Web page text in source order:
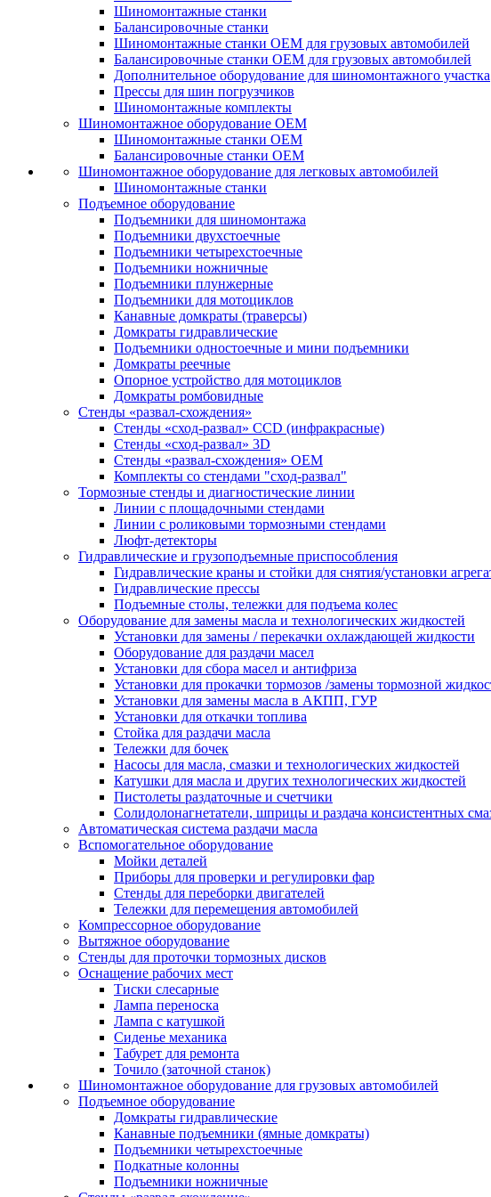
Шиномонтажные станки
Балансировочные станки
Шиномонтажные станки ОЕМ для грузовых автомобилей
Балансировочные станки ОЕМ для грузовых автомобилей
Дополнительное оборудование для шиномонтажного участка
Прессы для шин погрузчиков
Шиномонтажные комплекты
Шиномонтажное оборудование ОЕМ
Шиномонтажные станки ОЕМ
Балансировочные станки ОЕМ
Шиномонтажное оборудование для легковых автомобилей
Шиномонтажные станки
Подъемное оборудование
Подъемники для шиномонтажа
Подъемники двухстоечные
Подъемники четырехстоечные
Подъемники ножничные
Подъемники плунжерные
Подъемники для мотоциклов
Канавные домкраты (траверсы)
Домкраты гидравлические
Подъемники одностоечные и мини подъемники
Домкраты реечные
Опорное устройство для мотоциклов
Домкраты ромбовидные
Стенды «развал-схождения»
Стенды «сход-развал» CCD (инфракрасные)
Стенды «сход-развал» 3D
Стенды «развал-схождения» ОЕМ
Комплекты со стендами "сход-развал"
Тормозные стенды и диагностические линии
Линии с площадочными стендами
Линии с роликовыми тормозными стендами
Люфт-детекторы
Гидравлические и грузоподъемные приспособления
Гидравлические краны и стойки для снятия/установки
Гидравлические прессы
Подъемные столы, тележки для подъема колес
Оборудование для замены масла и технологических жидкостей
Установки для замены / перекачки охлаждающей жидкости
Оборудование для раздачи масел
Установки для сбора масел и антифриза
Установки для прокачки тормозов /замены тормозной
Установки для замены масла в АКПП, ГУР
Установки для откачки топлива
Стойка для раздачи масла
Тележки для бочек
Насосы для масла, смазки и технологических жидкостей
Катушки для масла и других технологических жидкостей
Пистолеты раздаточные и счетчики
Солидолонагнетатели, шприцы и раздача консистентных
Автоматическая система раздачи масла
Вспомогательное оборудование
Мойки деталей
Приборы для проверки и регулировки фар
Стенды для переборки двигателей
Тележки для перемещения автомобилей
Компрессорное оборудование
Вытяжное оборудование
Стенды для проточки тормозных дисков
Оснащение рабочих мест
Тиски слесарные
Лампа переноска
Лампа с катушкой
Сиденье механика
Табурет для ремонта
Точило (заточной станок)
Шиномонтажное оборудование для грузовых автомобилей
Подъемное оборудование
Домкраты гидравлические
Канавные подъемники (ямные домкраты)
Подъемники четырехстоечные
Подкатные колонны
Подъемники ножничные